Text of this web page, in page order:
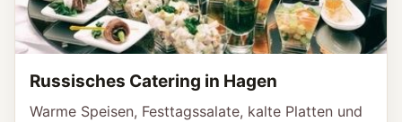
Russisches Catering in Hagen
Warme Speisen, Festtagssalate, kalte Platten und